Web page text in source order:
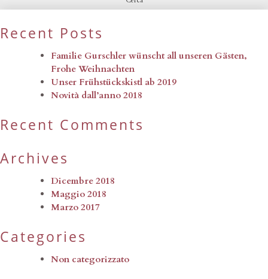
Recent Posts
Familie Gurschler wünscht all unseren Gästen,
Frohe Weihnachten
Unser Frühstückskistl ab 2019
Novità dall’anno 2018
Recent Comments
Archives
Dicembre 2018
Maggio 2018
Marzo 2017
Categories
Non categorizzato